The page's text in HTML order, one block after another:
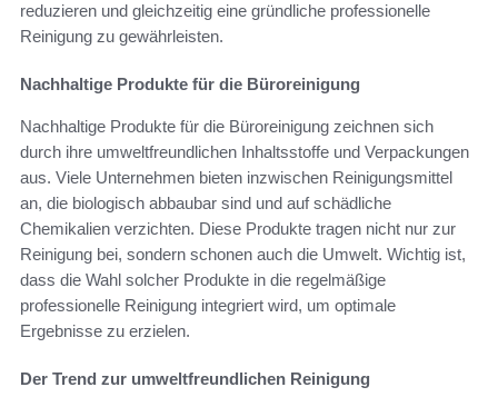
reduzieren und gleichzeitig eine gründliche professionelle
Reinigung zu gewährleisten.
Nachhaltige Produkte für die Büroreinigung
Nachhaltige Produkte für die Büroreinigung zeichnen sich
durch ihre umweltfreundlichen Inhaltsstoffe und Verpackungen
aus. Viele Unternehmen bieten inzwischen Reinigungsmittel
an, die biologisch abbaubar sind und auf schädliche
Chemikalien verzichten. Diese Produkte tragen nicht nur zur
Reinigung bei, sondern schonen auch die Umwelt. Wichtig ist,
dass die Wahl solcher Produkte in die regelmäßige
professionelle Reinigung integriert wird, um optimale
Ergebnisse zu erzielen.
Der Trend zur umweltfreundlichen Reinigung